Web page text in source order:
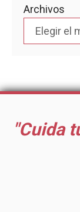
Archivos
"Cuida